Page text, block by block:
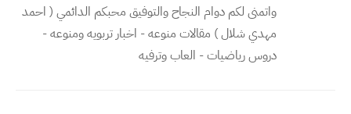
واتمنى لكم دوام النجاح والتوفيق محبكم الدائمي ( احمد
مهدي شلال ) مقالات منوعه - اخبار تربويه ومنوعه -
دروس رياضيات - العاب وترفيه